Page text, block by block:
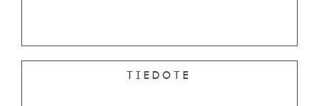
Tiedote